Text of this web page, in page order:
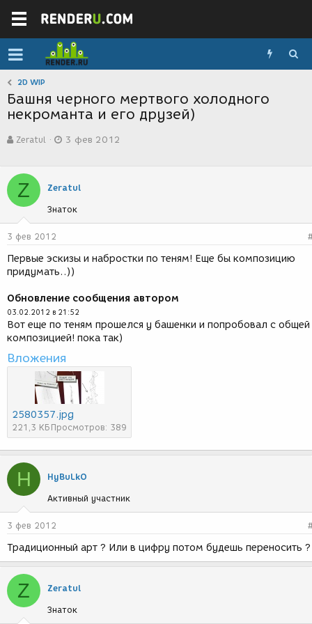
2D WIP
Башня черного мертвого холодного
некроманта и его друзей)
в
р
т
е
ы
Zeratul
а
о
з
и
я
3 фев 2012
Z Zeratul
Знаток
3 фев 2012
Первые эскизы и набростки по теням! Еще бы композицию
придумать..))
Обновление сообщения автором
03.02.2012 в 21:52
Вот еще по теням прошелся у башенки и попробовал с общей
композицией! пока так)
Вложения
2580357.jpg
221,3 КБ Просмотров: 389
H HyBuLkO
Активный участник
3 фев 2012
Традиционный арт ? Или в цифру потом будешь переносить ?
Z Zeratul
Знаток